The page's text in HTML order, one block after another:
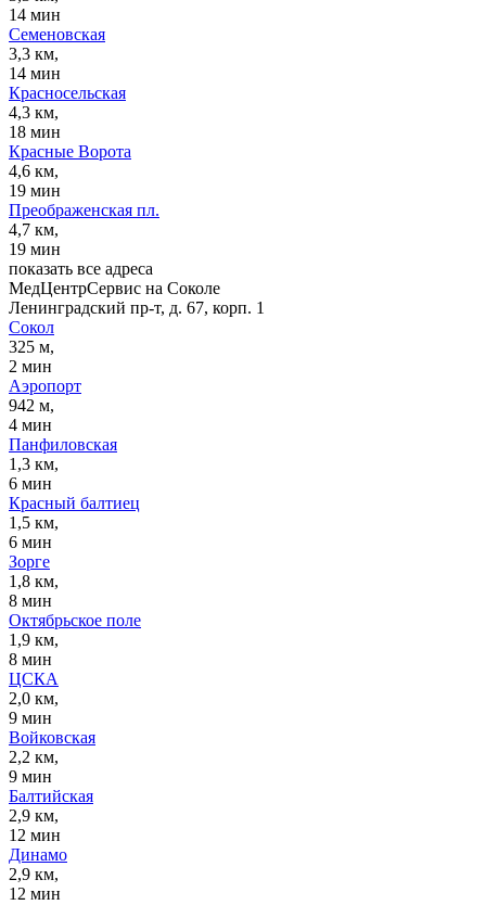
14 мин
Семеновская
3,3 км,
14 мин
Красносельская
4,3 км,
18 мин
Красные Ворота
4,6 км,
19 мин
Преображенская пл.
4,7 км,
19 мин
показать все адреса
МедЦентрСервис на Соколе
Ленинградский пр-т, д. 67, корп. 1
Сокол
325 м,
2 мин
Аэропорт
942 м,
4 мин
Панфиловская
1,3 км,
6 мин
Красный балтиец
1,5 км,
6 мин
Зорге
1,8 км,
8 мин
Октябрьское поле
1,9 км,
8 мин
ЦСКА
2,0 км,
9 мин
Войковская
2,2 км,
9 мин
Балтийская
2,9 км,
12 мин
Динамо
2,9 км,
12 мин